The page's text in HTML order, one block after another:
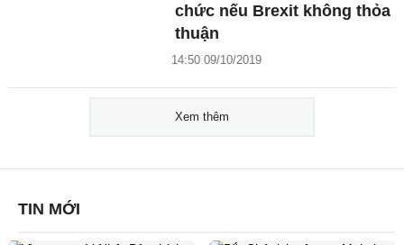
chức nếu Brexit không thỏa
thuận
14:50 09/10/2019
Xem thêm
TIN MỚI